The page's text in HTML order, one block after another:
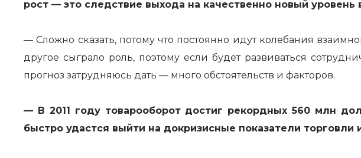
рост — это следствие выхода на качественно новый
— Сложно сказать, потому что постоянно идут колебания
другое сыграло роль, поэтому если будет развиваться
прогноз затрудняюсь дать — много обстоятельств и факторов.
— В 2011 году товарооборот достиг рекордных 560 млн
быстро удастся выйти на докризисные показатели торговли